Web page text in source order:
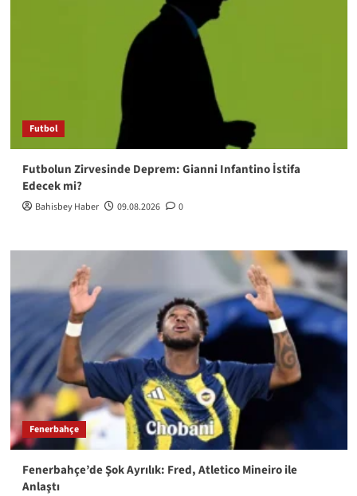
Futbol
Futbolun Zirvesinde Deprem: Gianni Infantino İstifa
Edecek mi?
Bahisbey Haber 09.08.2026 0
Fenerbahçe
Fenerbahçe’de Şok Ayrılık: Fred, Atletico Mineiro ile
Anlaştı